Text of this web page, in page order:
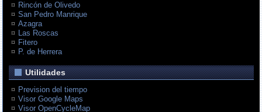
Rincón de Olivedo
San Pedro Manrique
Azagra
Las Roscas
Fitero
P. de Herrera
Utilidades
Prevision del tiempo
Visor Google Maps
Visor OpenCycleMap